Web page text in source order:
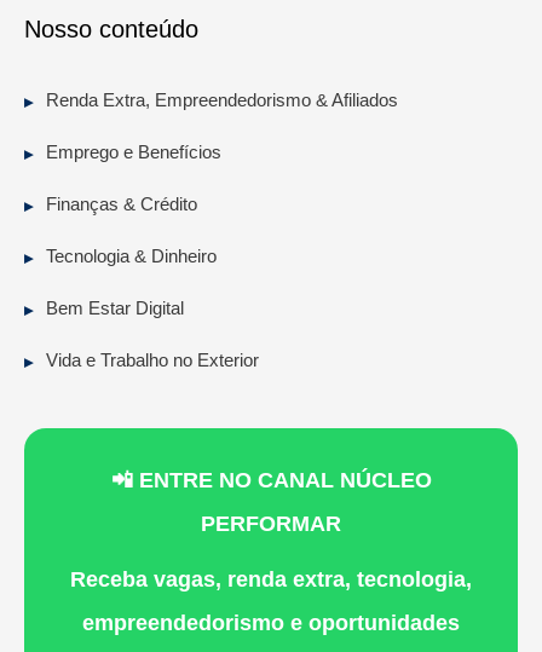
Nosso conteúdo
Renda Extra, Empreendedorismo & Afiliados
Emprego e Benefícios
Finanças & Crédito
Tecnologia & Dinheiro
Bem Estar Digital
Vida e Trabalho no Exterior
📲 ENTRE NO CANAL NÚCLEO
PERFORMAR
Receba vagas, renda extra, tecnologia,
empreendedorismo e oportunidades